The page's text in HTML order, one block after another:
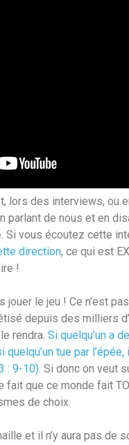
lors des interviews, ou
parlant de nous et en
Si vous écoutez cette
direction, ce qui est
!
jouer le jeu ! Ce n’est
depuis des milliers
rendra. Si quelqu’un a
tue par
: 9-10). Si donc on veut
fait que ce monde fait
de choix.
et il n’y aura pas de